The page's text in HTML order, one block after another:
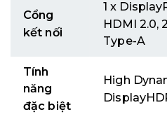
Cổng
kết nối
1 x
HDMI 2.0,
Type-A
Tính
năng
đặc biệt
High